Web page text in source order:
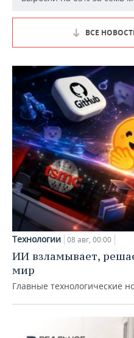
ВСЕ
Технологии 08 авг, 00:00
ИИ взламывает,
мир
Главные технологические